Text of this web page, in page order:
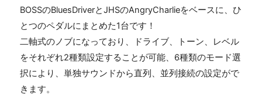
BOSSのBluesDriverとJHSのAngryCharlieをベースに、ひ
とつのペダルにまとめた1台です！
二軸式のノブになっており、ドライブ、トーン、レベル
をそれぞれ2種類設定することが可能、6種類のモード選
択により、単独サウンドから直列、並列接続の設定がで
きます。